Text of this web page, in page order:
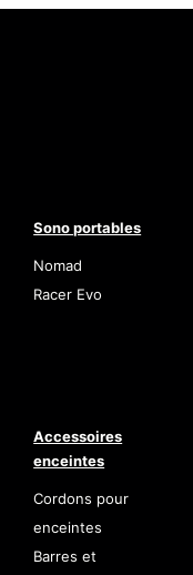
Sono portables
Nomad
Racer Evo
Accessoires
enceintes
Cordons pour
enceintes
Barres et